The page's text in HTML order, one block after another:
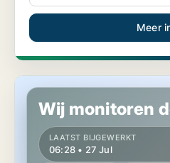
Meer
Winkel in Maastricht, Limburg
Wij monitoren
LAATST BIJGEWERKT
06:28 • 27 Jul